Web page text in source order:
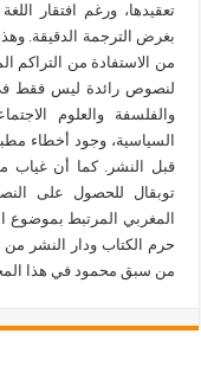
تعقيدها، ورغم افتقار
بغرض الترجمة الدقيقة.
من الاستفادة من التراكم
لنصوص رائدة ليس فقط في
والفلسفة والعلوم
السياسية، وجود أخطاء
قبل النشر. كما أن غياب
توبقال للحصول على
المغربي المرتبط بموضوع
حرم الكتاب ودار النشر
من سبق محمود في هذا